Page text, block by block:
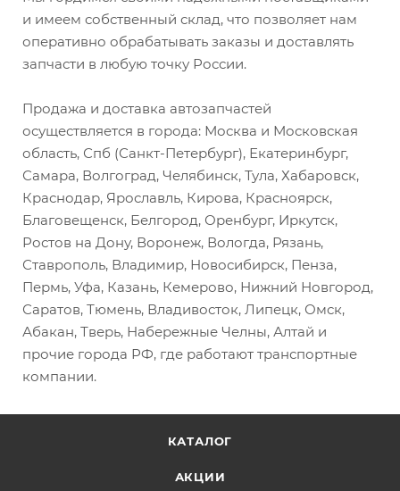
и имеем собственный склад, что позволяет нам
оперативно обрабатывать заказы и доставлять
запчасти в любую точку России.
Продажа и доставка автозапчастей
осуществляется в города: Москва и Московская
область, Спб (Санкт-Петербург), Екатеринбург,
Самара, Волгоград, Челябинск, Тула, Хабаровск,
Краснодар, Ярославль, Кирова, Красноярск,
Благовещенск, Белгород, Оренбург, Иркутск,
Ростов на Дону, Воронеж, Вологда, Рязань,
Ставрополь, Владимир, Новосибирск, Пенза,
Пермь, Уфа, Казань, Кемерово, Нижний Новгород,
Саратов, Тюмень, Владивосток, Липецк, Омск,
Абакан, Тверь, Набережные Челны, Алтай и
прочие города РФ, где работают транспортные
компании.
КАТАЛОГ
АКЦИИ